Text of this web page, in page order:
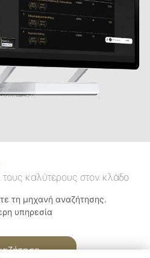
καλύτερους στον κλάδο
τη μηχανή αναζήτησης.
υπηρεσία